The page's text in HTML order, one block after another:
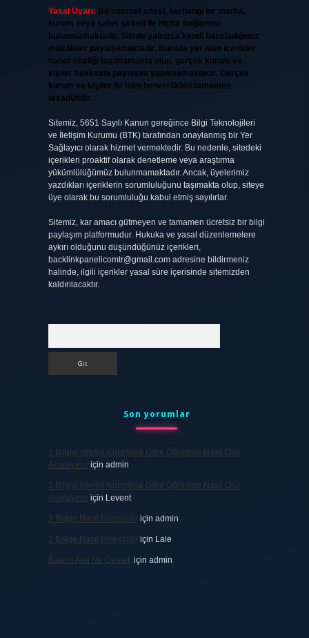
Yasal Uyarı: Bu internet sitesi, herhangi bir marka,
kurum veya şahıs şirketi ile hiçbir bağlantısı
bulunmamaktadır. Sitede yalnızca kendi hazırladığımız
makaleler paylaşılmaktadır. Burada yer alan içerikler
haber niteliği taşımamakta olup, gerçek kurum ve
kişiler hakkında paylaşım yapılmamaktadır. Gerçek
kurum ve kişiler ile isim benzerlikleri tamamen
tesadüfidir.
Sitemiz, 5651 Sayılı Kanun gereğince Bilgi Teknolojileri
ve İletişim Kurumu (BTK) tarafından onaylanmış bir Yer
Sağlayıcı olarak hizmet vermektedir. Bu nedenle, sitedeki
içerikleri proaktif olarak denetleme veya araştırma
yükümlülüğümüz bulunmamaktadır. Ancak, üyelerimiz
yazdıkları içeriklerin sorumluluğunu taşımakta olup, siteye
üye olarak bu sorumluluğu kabul etmiş sayılırlar.
Sitemiz, kar amacı gütmeyen ve tamamen ücretsiz bir bilgi
paylaşım platformudur. Hukuka ve yasal düzenlemelere
aykırı olduğunu düşündüğünüz içerikleri,
backlinkpanelicomtr@gmail.comadresine bildirmeniz
halinde, ilgili içerikler yasal süre içerisinde sitemizden
kaldırılacaktır.
Son yorumlar
3 Bilgiyi Işleme Kuramına Göre Öğrenme Nasıl Olur
Açıklayınız için admin
3 Bilgiyi Işleme Kuramına Göre Öğrenme Nasıl Olur
Açıklayınız için Levent
2 Belge Nasıl Birleştiriliriçin admin
2 Belge Nasıl Birleştiriliriçin Lale
Baskın Alel Ne Demek için admin